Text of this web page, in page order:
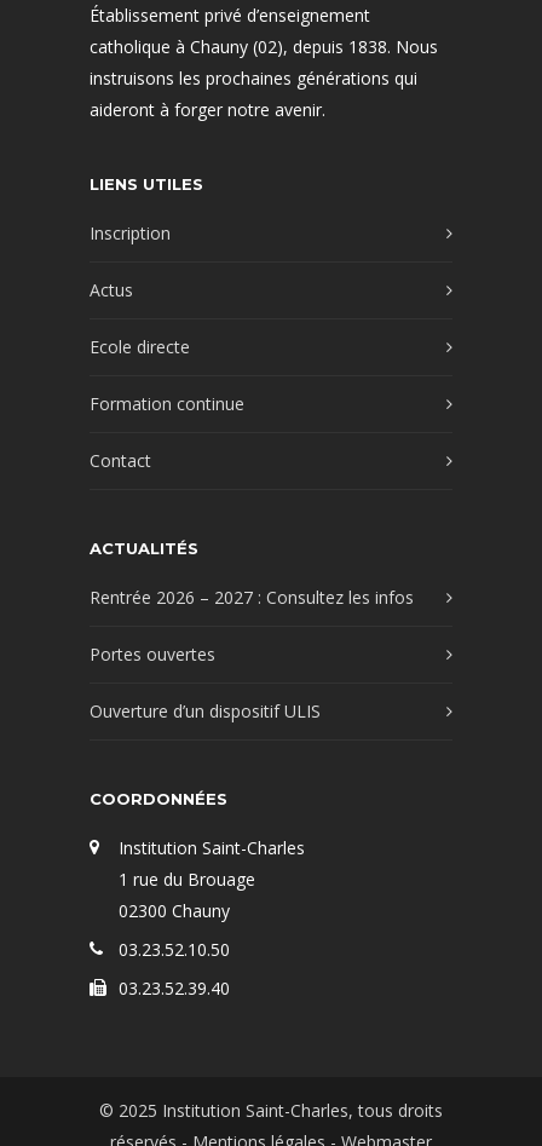
Établissement privé d’enseignement
catholique à Chauny (02), depuis 1838. Nous
instruisons les prochaines générations qui
aideront à forger notre avenir.
LIENS UTILES
Inscription
Actus
Ecole directe
Formation continue
Contact
ACTUALITÉS
Rentrée 2026 – 2027 : Consultez les infos
Portes ouvertes
Ouverture d’un dispositif ULIS
COORDONNÉES
Institution Saint-Charles
1 rue du Brouage
02300 Chauny
03.23.52.10.50
03.23.52.39.40
© 2025 Institution Saint-Charles, tous droits